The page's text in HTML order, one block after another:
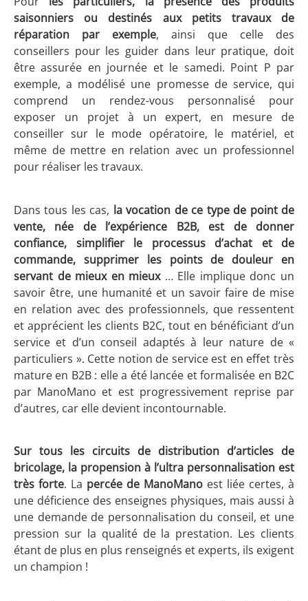
saisonniers ou destinés aux petits travaux de
réparation par exemple, ainsi que celle des
conseillers pour les guider dans leur pratique, doit
être assurée en journée et le samedi. Point P par
exemple, a modélisé une promesse de service, qui
comprend un rendez-vous personnalisé pour
exposer un projet à un expert, en mesure de
conseiller sur le mode opératoire, le matériel, et
même de mettre en relation avec un professionnel
pour réaliser les travaux.
Dans tous les cas, la vocation de ce type de point de
vente, née de l’expérience B2B, est de donner
confiance, simplifier le processus d’achat et de
commande, supprimer les points de douleur en
servant de mieux en mieux… Elle implique donc un
savoir être, une humanité et un savoir faire de mise
en relation avec des professionnels, que ressentent
et apprécient les clients B2C, tout en bénéficiant d’un
service et d’un conseil adaptés à leur nature de «
particuliers ». Cette notion de service est en effet très
mature en B2B : elle a été lancée et formalisée en B2C
par ManoMano et est progressivement reprise par
d’autres, car elle devient incontournable.
Sur tous les circuits de distribution d’articles de
bricolage, la propension à l’ultra personnalisation est
très forte. La percée de ManoMano est liée certes, à
une déficience des enseignes physiques, mais aussi à
une demande de personnalisation du conseil, et une
pression sur la qualité de la prestation. Les clients
étant de plus en plus renseignés et experts, ils exigent
un champion !